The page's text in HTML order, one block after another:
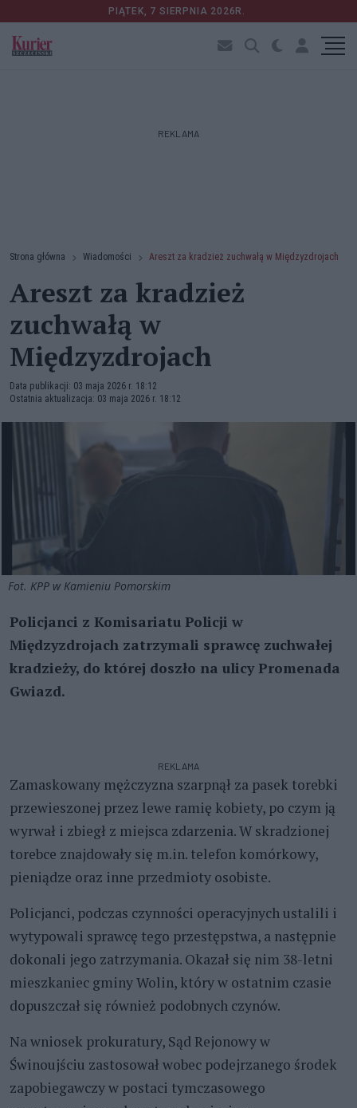
PIĄTEK, 7 SIERPNIA 2026R.
REKLAMA
Strona główna Wiadomości Areszt za kradzież zuchwałą w Międzyzdrojach
Areszt za kradzież
zuchwałą w
Międzyzdrojach
Data publikacji: 03 maja 2026 r. 18:12
Ostatnia aktualizacja: 03 maja 2026 r. 18:12
Fot. KPP w Kamieniu Pomorskim
Policjanci z Komisariatu Policji w
Międzyzdrojach zatrzymali sprawcę zuchwałej
kradzieży, do której doszło na ulicy Promenada
Gwiazd.
REKLAMA
Zamaskowany mężczyzna szarpnął za pasek torebki
przewieszonej przez lewe ramię kobiety, po czym ją
wyrwał i zbiegł z miejsca zdarzenia. W skradzionej
torebce znajdowały się m.in. telefon komórkowy,
pieniądze oraz inne przedmioty osobiste.
Policjanci, podczas czynności operacyjnych ustalili i
wytypowali sprawcę tego przestępstwa, a następnie
dokonali jego zatrzymania. Okazał się nim 38-letni
mieszkaniec gminy Wolin, który w ostatnim czasie
dopuszczał się również podobnych czynów.
Na wniosek prokuratury, Sąd Rejonowy w
Świnoujściu zastosował wobec podejrzanego środek
zapobiegawczy w postaci tymczasowego